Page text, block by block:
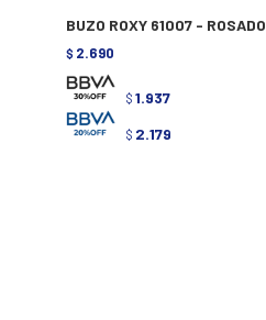
BUZO ROXY 61007 - ROSADO
$ 2.690
$ 1.937
$ 2.179